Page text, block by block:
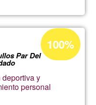
Par Del
y
personal
Acceptance
percentage
100%